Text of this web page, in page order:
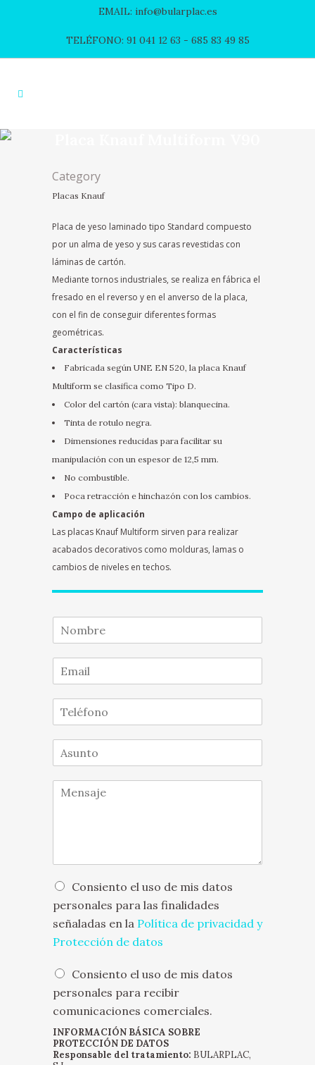
EMAIL: info@bularplac.es
TELÉFONO: 91 041 12 63 - 685 83 49 85
Category
Placas Knauf
Placa de yeso laminado tipo Standard compuesto
por un alma de yeso y sus caras revestidas con
láminas de cartón.
Mediante tornos industriales, se realiza en fábrica el
fresado en el reverso y en el anverso de la placa,
con el fin de conseguir diferentes formas
geométricas.
Características
Fabricada según UNE EN 520, la placa Knauf
Multiform se clasifica como Tipo D.
Color del cartón (cara vista): blanquecina.
Tinta de rotulo negra.
Dimensiones reducidas para facilitar su
manipulación con un espesor de 12,5 mm.
No combustible.
Poca retracción e hinchazón con los cambios.
Campo de aplicación
Las placas Knauf Multiform sirven para realizar
acabados decorativos como molduras, lamas o
cambios de niveles en techos.
m
M
*O
c
i
o
e
m
ú
l
t
i
Consiento el uso de mis datos
personales para las finalidades
señaladas en la Política de privacidad y
Protección de datos
O
c
i
o
n
e
Consiento el uso de mis datos
personales para recibir
comunicaciones comerciales.
INFORMACIÓN BÁSICA SOBRE
PROTECCIÓN DE DATOS
Responsable del tratamiento: BULARPLAC,